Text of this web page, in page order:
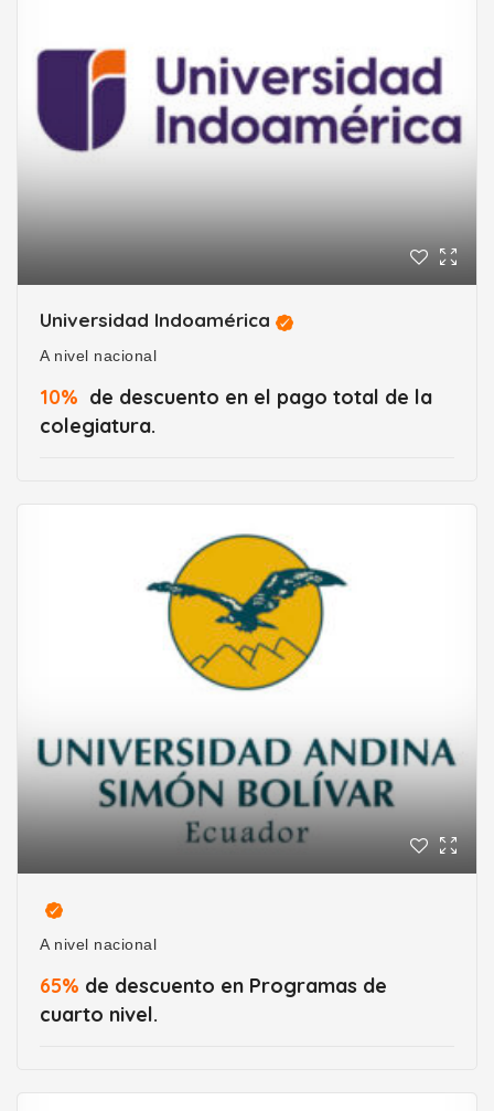
Universidad Indoamérica
A nivel nacional
10% de descuento en el pago total de la
colegiatura.
A nivel nacional
65% de descuento en Programas de
cuarto nivel.